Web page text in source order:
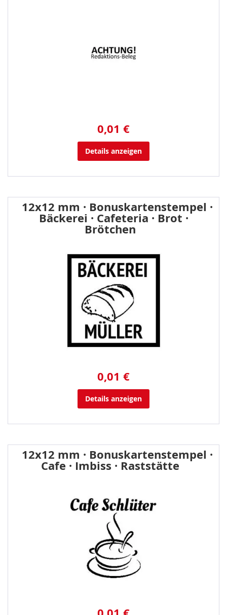
0,01 €
Details anzeigen
12x12 mm · Bonuskartenstempel ·
Bäckerei · Cafeteria · Brot ·
Brötchen
0,01 €
Details anzeigen
12x12 mm · Bonuskartenstempel ·
Cafe · Imbiss · Raststätte